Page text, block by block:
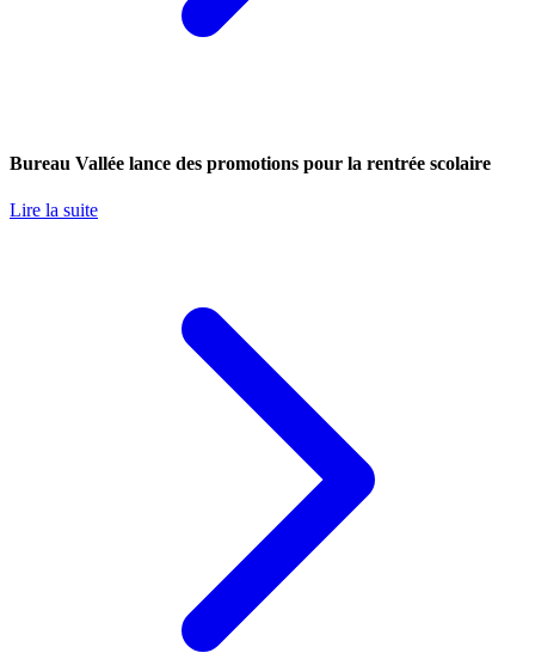
Bureau Vallée lance des promotions pour la rentrée scolaire
Lire la suite